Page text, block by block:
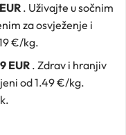
. Uživajte u sočnim
za osvježenje i
€/kg.
EUR. Zdrav i hranjiv
od 1.49 €/kg.